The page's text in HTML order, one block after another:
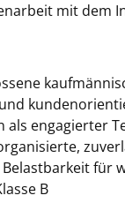
mit dem
als engagierter
für
B